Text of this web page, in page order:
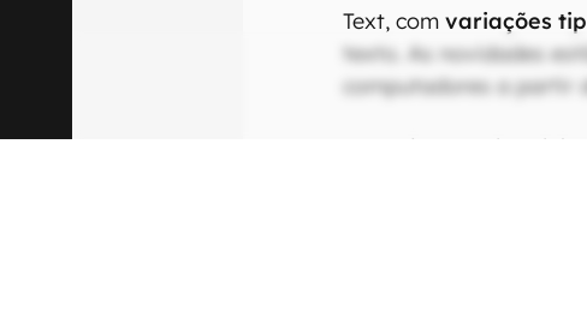
Text, comvariações
texto. As novidades
computadores a partir
O movimento da